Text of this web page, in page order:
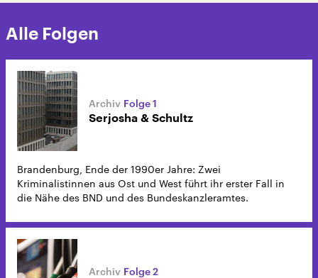
Alle Folgen
Folge 1
Serjosha & Schultz
Brandenburg, Ende der 1990er Jahre: Zwei
Kriminalistinnen aus Ost und West führt ihr erster Fall in
die Nähe des BND und des Bundeskanzleramtes.
Folge 2